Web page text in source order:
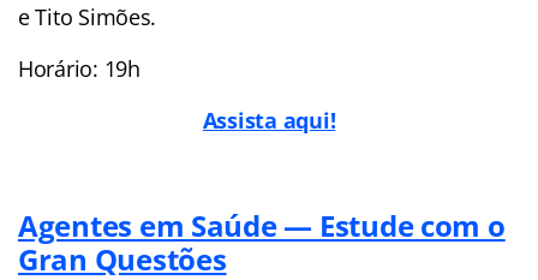
e Tito Simões.
Horário: 19h
Assista aqui!
Agentes em Saúde — Estude com o
Gran Questões